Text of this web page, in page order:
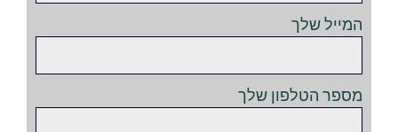
המייל שלך
מספר הטלפון שלך